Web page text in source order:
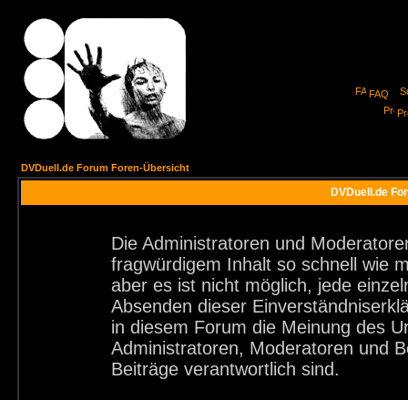
FAQ
DVDuell.de Forum Foren-Übersicht
DVDuell.de
Die Administratoren und
fragwürdigem Inhalt so schnell wie
aber es ist nicht möglich, jede
Absenden dieser
in diesem Forum die Meinung des
Administratoren, Moderatoren und
Beiträge verantwortlich sind.